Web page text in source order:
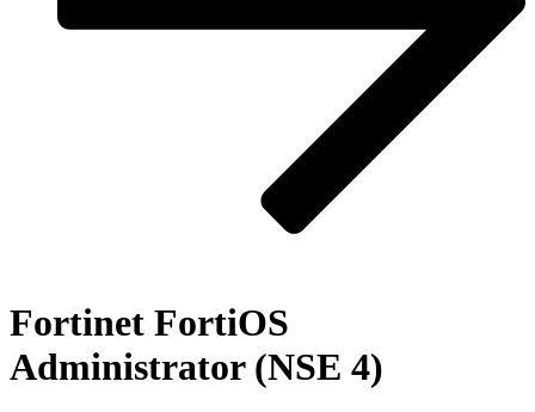
Fortinet FortiOS
Administrator (NSE 4)